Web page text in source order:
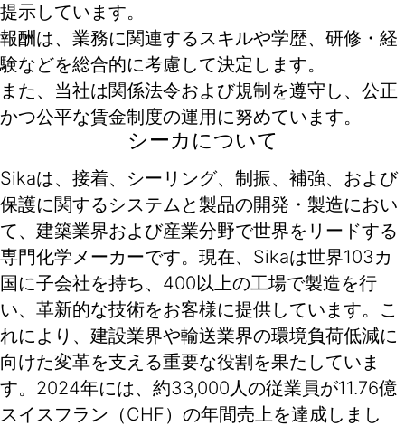
提示しています。
報酬は、業務に関連するスキルや学歴、研修・経
験などを総合的に考慮して決定します。
また、当社は関係法令および規制を遵守し、公正
かつ公平な賃金制度の運用に努めています。
シーカについて
Sikaは、接着、シーリング、制振、補強、および
保護に関するシステムと製品の開発・製造におい
て、建築業界および産業分野で世界をリードする
専門化学メーカーです。現在、Sikaは世界103カ
国に子会社を持ち、400以上の工場で製造を行
い、革新的な技術をお客様に提供しています。こ
れにより、建設業界や輸送業界の環境負荷低減に
向けた変革を支える重要な役割を果たしていま
す。2024年には、約33,000人の従業員が11.76億
スイスフラン（CHF）の年間売上を達成しまし